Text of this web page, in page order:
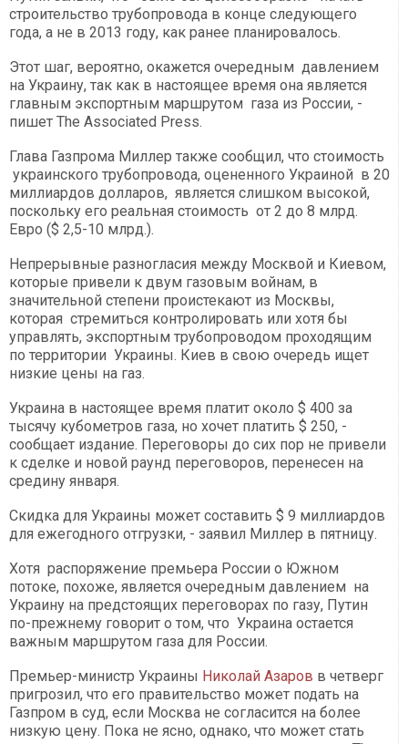
строительство трубопровода в конце следующего
года, а не в 2013 году, как ранее планировалось.
Этот шаг, вероятно, окажется очередным давлением
на Украину, так как в настоящее время она является
главным экспортным маршрутом газа из России, -
пишет The Associated Press.
Глава Газпрома Миллер также сообщил, что стоимость
украинского трубопровода, оцененного Украиной в 20
миллиардов долларов, является слишком высокой,
поскольку его реальная стоимость от 2 до 8 млрд.
Евро ($ 2,5-10 млрд.).
Непрерывные разногласия между Москвой и Киевом,
которые привели к двум газовым войнам, в
значительной степени проистекают из Москвы,
которая стремиться контролировать или хотя бы
управлять, экспортным трубопроводом проходящим
по территории Украины. Киев в свою очередь ищет
низкие цены на газ.
Украина в настоящее время платит около $ 400 за
тысячу кубометров газа, но хочет платить $ 250, -
сообщает издание. Переговоры до сих пор не привели
к сделке и новой раунд переговоров, перенесен на
средину января.
Скидка для Украины может составить $ 9 миллиардов
для ежегодного отгрузки, - заявил Миллер в пятницу.
Хотя распоряжение премьера России о Южном
потоке, похоже, является очередным давлением на
Украину на предстоящих переговорах по газу, Путин
по-прежнему говорит о том, что Украина остается
важным маршрутом газа для России.
Премьер-министр Украины Николай Азаров в четверг
пригрозил, что его правительство может подать на
Газпром в суд, если Москва не согласится на более
низкую цену. Пока не ясно, однако, что может стать